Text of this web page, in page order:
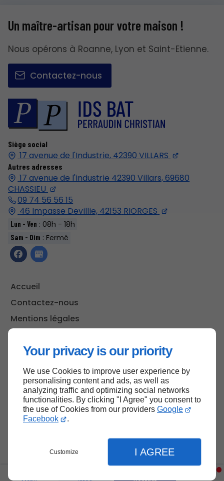
Your privacy is our priority
We use Cookies to improve user experience by
personalising content and ads, as well as
analyzing traffic and optimizing social networks
functionalities. By clicking "I Agree" you consent to
the use of Cookies from our providers Google
Facebook
.
Customize I AGREE
Siège social
17 avenue de l'Industrie, 42390 VILLARS
Autres adresses
17 avenue de l'industrie 42390 Villars,69680
CHASSIEU
09 74 56 56 15
46 Impasse Devillie, 42153 RIORGES
Lun - Ven : 08h - 18h
Sam - Dim : Fermé
Accueil
Contactez-nous
Mentions légales
Un maître-artisan pour votre maison !
Nous opérons à Roanne, Lyon et Saint-Etienne.
Contactez-nous
Haut de page